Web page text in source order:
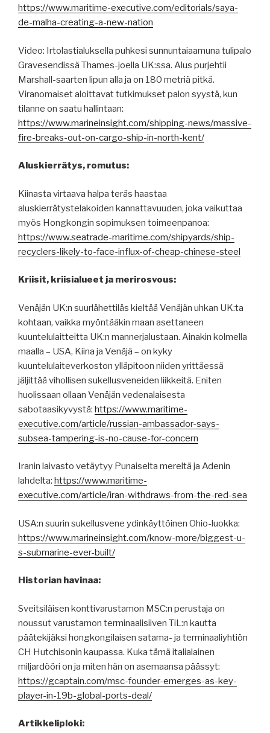
https://www.maritime-executive.com/editorials/saya-
de-malha-creating-a-new-nation
Video: Irtolastialuksella puhkesi sunnuntaiaamuna tulipalo
Gravesendissä Thames-joella UK:ssa. Alus purjehtii
Marshall-saarten lipun alla ja on 180 metriä pitkä.
Viranomaiset aloittavat tutkimukset palon syystä, kun
tilanne on saatu hallintaan:
https://www.marineinsight.com/shipping-news/massive-
fire-breaks-out-on-cargo-ship-in-north-kent/
Aluskierrätys, romutus:
Kiinasta virtaava halpa teräs haastaa
aluskierrätystelakoiden kannattavuuden, joka vaikuttaa
myös Hongkongin sopimuksen toimeenpanoa:
https://www.seatrade-maritime.com/shipyards/ship-
recyclers-likely-to-face-influx-of-cheap-chinese-steel
Kriisit, kriisialueet ja merirosvous:
Venäjän UK:n suurlähettiläs kieltää Venäjän uhkan UK:ta
kohtaan, vaikka myöntääkin maan asettaneen
kuuntelulaitteitta UK:n mannerjalustaan. Ainakin kolmella
maalla – USA, Kiina ja Venäjä – on kyky
kuuntelulaiteverkoston ylläpitoon niiden yrittäessä
jäljittää vihollisen sukellusveneiden liikkeitä. Eniten
huolissaan ollaan Venäjän vedenalaisesta
sabotaasikyvystä: https://www.maritime-
executive.com/article/russian-ambassador-says-
subsea-tampering-is-no-cause-for-concern
Iranin laivasto vetäytyy Punaiselta mereltä ja Adenin
lahdelta: https://www.maritime-
executive.com/article/iran-withdraws-from-the-red-sea
USA:n suurin sukellusvene ydinkäyttöinen Ohio-luokka:
https://www.marineinsight.com/know-more/biggest-u-
s-submarine-ever-built/
Historian havinaa:
Sveitsiläisen konttivarustamon MSC:n perustaja on
noussut varustamon terminaalisiiven TiL:n kautta
päätekijäksi hongkongilaisen satama- ja terminaaliyhtiön
CH Hutchisonin kaupassa. Kuka tämä italialainen
miljardööri on ja miten hän on asemaansa päässyt:
https://gcaptain.com/msc-founder-emerges-as-key-
player-in-19b-global-ports-deal/
Artikkeliploki: